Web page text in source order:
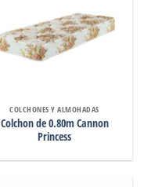
COLCHONES Y ALMOHADAS
Colchon de 0.80m Cannon
Princess